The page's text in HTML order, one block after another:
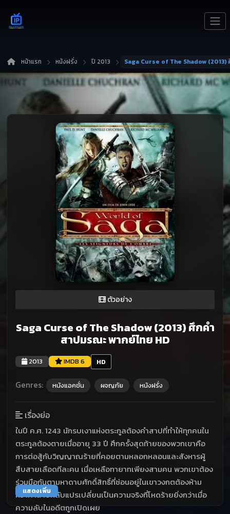
หน้าแรก หนังฝรั่ง ปี 2013
ตัวอย่าง
Saga Curse of The Shadow (2013) ศึกคำ
สาปมรณะ พากย์ไทย HD
2013 IMDB 6 HD
Genres: หนังแอคชั่น ผจญภัย หนังฝรั่ง
เรื่องย่อ
ในปี ค.ศ. 1243 นักรบเงาแห่งตระกูลต้องคำสาปที่ทำให้ทุกคนใน
ตระกูลต้องตายเมื่ออายุ 33 ปี ศึกครั้งสุดท้ายของพวกเขาคือ
การต่อสู้กับวิญญาณร้ายที่คอยตามหลอกหลอนและสังหารผู้
สืบสายเลือดทีละคน เมื่อเหลือทายาทเพียงสามคน พวกเขาต้อง
ร่วมมือกันตามหาดาบศักดิ์สิทธิ์ที่ซ่อนอยู่ในเขาวงกตต้องห้าม
ทว่าคำสาปกลับแปรเปลี่ยนเป็นความจริงที่โหดร้ายยิ่งกว่าเมื่อ
ความลับในอดีตถูกเปิดเผย
แสดงเพิ่ม